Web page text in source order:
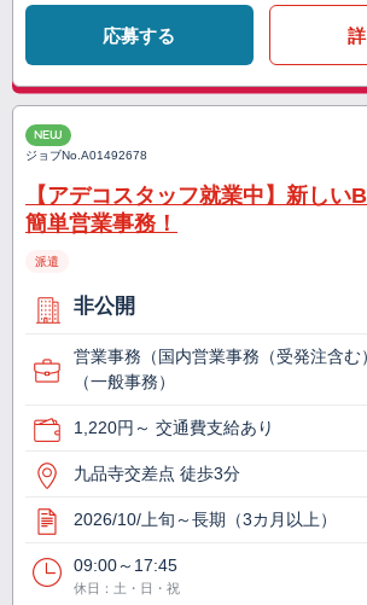
応募する
NEW
ジョブNo.A01492678
【アデコスタッフ就業中】新しい
簡単営業事務！
派遣
非公開
営業事務（国内営業事務（受発注含む
（一般事務）
1,220円～ 交通費支給あり
九品寺交差点 徒歩3分
2026/10/上旬～長期（3カ月以上）
09:00～17:45
休日：土・日・祝